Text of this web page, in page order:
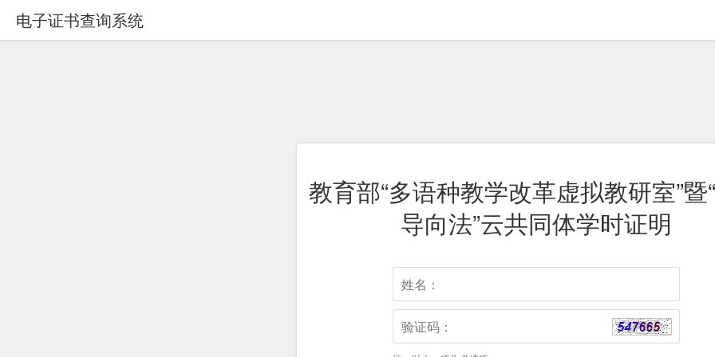
电子证书查询系统
教育部“多语种教学改革虚拟教研室”暨
导向法”云共同体学时证明